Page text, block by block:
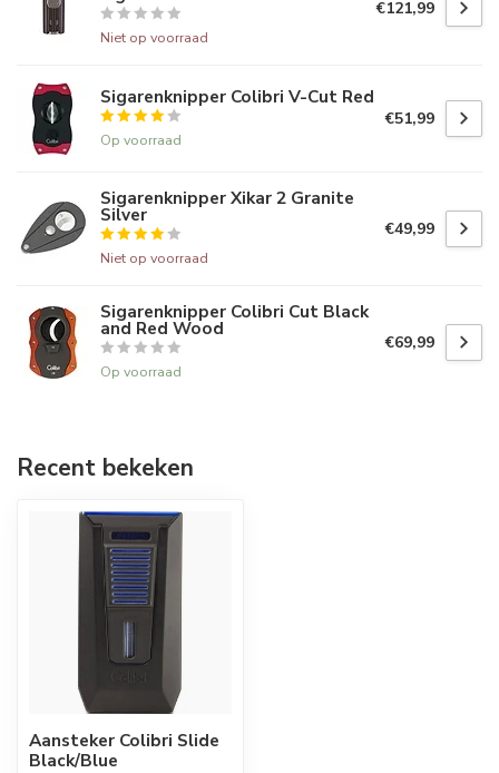
Niet op voorraad
€121,99
Sigarenknipper Colibri V-Cut Red
Op voorraad
€51,99
Sigarenknipper Xikar 2 Granite
Silver
Niet op voorraad
€49,99
Sigarenknipper Colibri Cut Black
and Red Wood
Op voorraad
€69,99
Recent bekeken
Aansteker Colibri Slide
Black/Blue